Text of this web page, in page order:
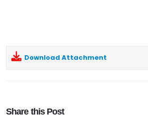
Download Attachment
Share this Post